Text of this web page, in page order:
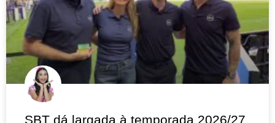
SBT dá largada à temporada 2026/27